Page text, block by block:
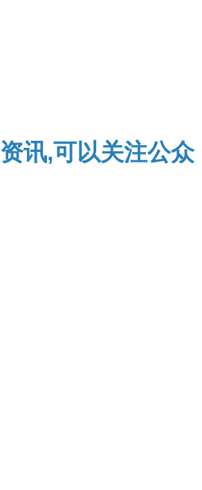
资讯,可以关注公众